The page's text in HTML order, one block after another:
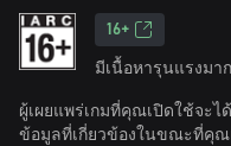
16+
มีเนื้อหารุนแรงมาก
ผู้เผยแพร่เกมที่คุณเปิดใช้จะไ
ข้อมูลที่เกี่ยวข้องในขณะที่คุณ